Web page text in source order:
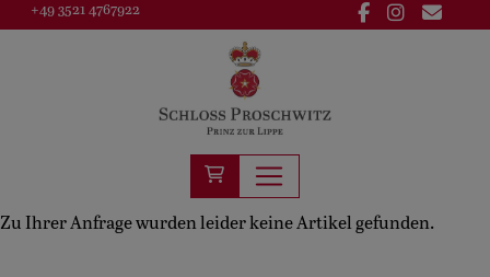
+49 3521 4767922
Zu Ihrer Anfrage wurden leider keine Artikel gefunden.